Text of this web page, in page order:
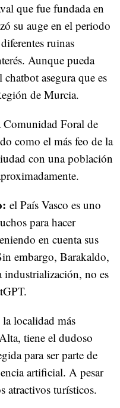
que fue fundada en
su auge en el periodo
ruinas
Aunque pueda
asegura que es
de Murcia.
Comunidad Foral de
como el más feo de la
con una población
el País Vasco es uno
para hacer
en cuenta sus
embargo, Barakaldo,
industrialización, no es
localidad más
tiene el dudoso
para ser parte de
artificial. A pesar
atractivos turísticos.